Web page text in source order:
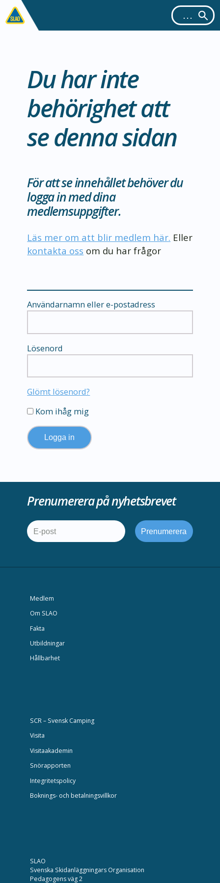
Du har inte
behörighet att
se denna sidan
För att se innehållet behöver du
logga in med dina
medlemsuppgifter.
Läs mer om att blir medlem här. Eller
kontakta oss om du har frågor
Användarnamn eller e-postadress
Lösenord
Glömt lösenord?
Kom ihåg mig
Prenumerera på nyhetsbrevet
Medlem
Om SLAO
Fakta
Utbildningar
Hållbarhet
SCR – Svensk Camping
Visita
Visitaakademin
Snörapporten
Integritetspolicy
Boknings- och betalningsvillkor
SLAO
Svenska Skidanläggningars Organisation
Pedagogens väg 2